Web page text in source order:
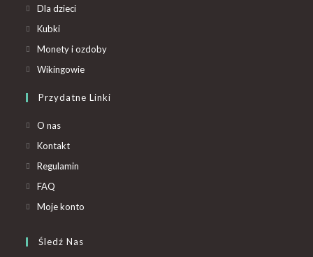
Dla dzieci
Kubki
Monety i ozdoby
Wikingowie
Przydatne Linki
O nas
Kontakt
Regulamin
FAQ
Moje konto
Śledź Nas